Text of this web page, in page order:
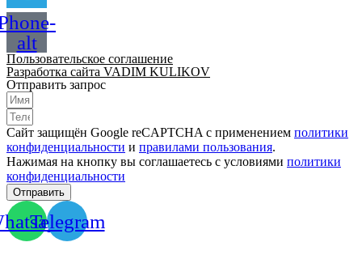
alt
Пользовательское соглашение
Разработка сайта VADIM KULIKOV
Отправить запрос
Сайт защищён Google reCAPTCHA с применением политики
конфиденциальности и правилами пользования.
Нажимая на кнопку вы соглашаетесь с условиями политики
конфиденциальности
Отправить
Telegram